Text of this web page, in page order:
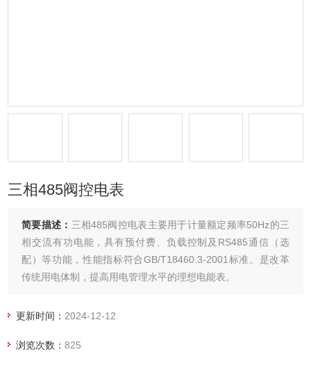
三相485阀控电表
简要描述： 三相485阀控电表主要用于计量额定频率50Hz的三
相交流有功电能，具有预付费、负载控制及RS485通信（选
配）等功能，性能指标符合GB/T18460.3-2001标准。是改革
传统用电体制，提高用电管理水平的理想电能表。
更新时间： 2024-12-12
浏览次数：825